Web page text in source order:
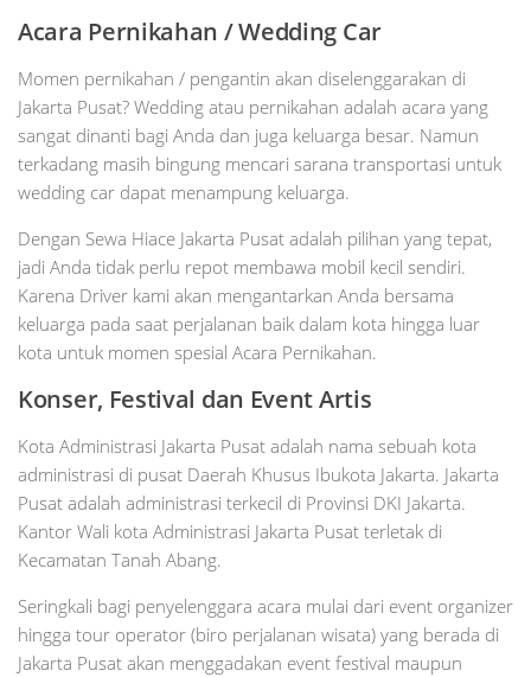
Acara Pernikahan / Wedding Car
Momen pernikahan / pengantin akan diselenggarakan di
Jakarta Pusat? Wedding atau pernikahan adalah acara yang
sangat dinanti bagi Anda dan juga keluarga besar. Namun
terkadang masih bingung mencari sarana transportasi untuk
wedding car dapat menampung keluarga.
Dengan Sewa Hiace Jakarta Pusat adalah pilihan yang tepat,
jadi Anda tidak perlu repot membawa mobil kecil sendiri.
Karena Driver kami akan mengantarkan Anda bersama
keluarga pada saat perjalanan baik dalam kota hingga luar
kota untuk momen spesial Acara Pernikahan.
Konser, Festival dan Event Artis
Kota Administrasi Jakarta Pusat adalah nama sebuah kota
administrasi di pusat Daerah Khusus Ibukota Jakarta. Jakarta
Pusat adalah administrasi terkecil di Provinsi DKI Jakarta.
Kantor Wali kota Administrasi Jakarta Pusat terletak di
Kecamatan Tanah Abang.
Seringkali bagi penyelenggara acara mulai dari event organizer
hingga tour operator (biro perjalanan wisata) yang berada di
Jakarta Pusat akan menggadakan event festival maupun